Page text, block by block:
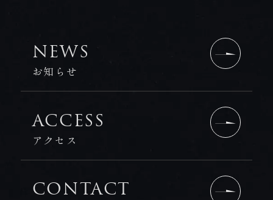
NEWS
お知らせ
ACCESS
アクセス
CONTACT